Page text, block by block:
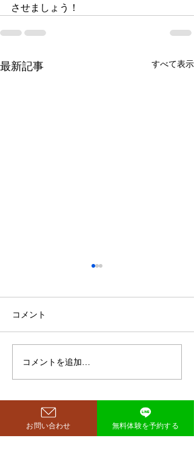
させましょう！
最新記事 すべて表示
空気階段・鈴木もぐらさん
重123キロから85キロへ、マ
イナス38キロのダイエットに
リー・若林正恭さんも驚きを
見せており、SNSでも大きく
注目を集めています。 鈴木も
コメント
コメントを追加…
西尾市のパーソナルジム
お問い合わせ 無料体験を予約する